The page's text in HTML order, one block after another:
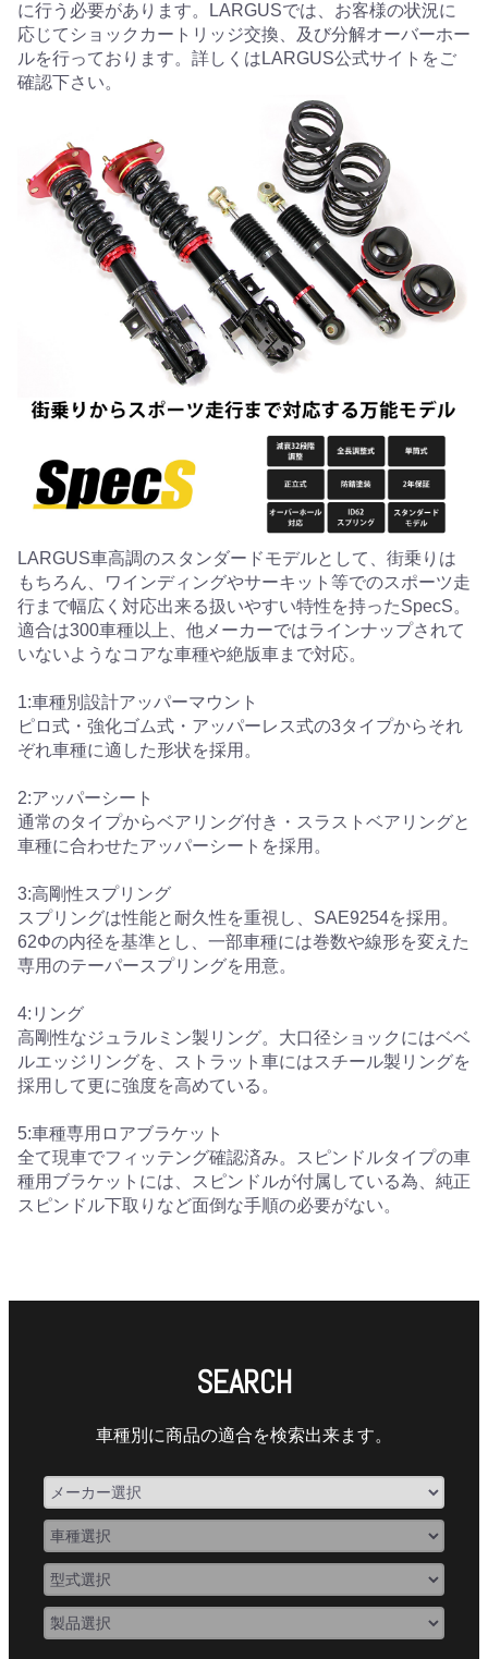
に行う必要があります。LARGUSでは、お客様の状況に
応じてショックカートリッジ交換、及び分解オーバーホー
ルを行っております。詳しくはLARGUS公式サイトをご
確認下さい。
LARGUS車高調のスタンダードモデルとして、街乗りは
もちろん、ワインディングやサーキット等でのスポーツ走
行まで幅広く対応出来る扱いやすい特性を持ったSpecS。
適合は300車種以上、他メーカーではラインナップされて
いないようなコアな車種や絶版車まで対応。
1:車種別設計アッパーマウント
ピロ式・強化ゴム式・アッパーレス式の3タイプからそれ
ぞれ車種に適した形状を採用。
2:アッパーシート
通常のタイプからベアリング付き・スラストベアリングと
車種に合わせたアッパーシートを採用。
3:高剛性スプリング
スプリングは性能と耐久性を重視し、SAE9254を採用。
62Φの内径を基準とし、一部車種には巻数や線形を変えた
専用のテーパースプリングを用意。
4:リング
高剛性なジュラルミン製リング。大口径ショックにはベベ
ルエッジリングを、ストラット車にはスチール製リングを
採用して更に強度を高めている。
5:車種専用ロアブラケット
全て現車でフィッテング確認済み。スピンドルタイプの車
種用ブラケットには、スピンドルが付属している為、純正
スピンドル下取りなど面倒な手順の必要がない。
SEARCH
車種別に商品の適合を検索出来ます。